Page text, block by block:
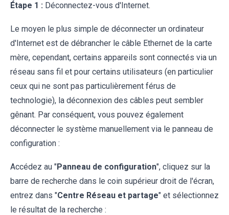
Étape 1 : Déconnectez-vous d'Internet.
Le moyen le plus simple de déconnecter un ordinateur
d'Internet est de débrancher le câble Ethernet de la carte
mère, cependant, certains appareils sont connectés via un
réseau sans fil et pour certains utilisateurs (en particulier
ceux qui ne sont pas particulièrement férus de
technologie), la déconnexion des câbles peut sembler
gênant. Par conséquent, vous pouvez également
déconnecter le système manuellement via le panneau de
configuration :
Accédez au "Panneau de configuration", cliquez sur la
barre de recherche dans le coin supérieur droit de l'écran,
entrez dans "Centre Réseau et partage" et sélectionnez
le résultat de la recherche :